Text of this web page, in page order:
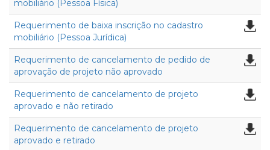
mobiliário (Pessoa Física)
Requerimento de baixa inscrição no cadastro
mobiliário (Pessoa Jurídica)
Requerimento de cancelamento de pedido de
aprovação de projeto não aprovado
Requerimento de cancelamento de projeto
aprovado e não retirado
Requerimento de cancelamento de projeto
aprovado e retirado